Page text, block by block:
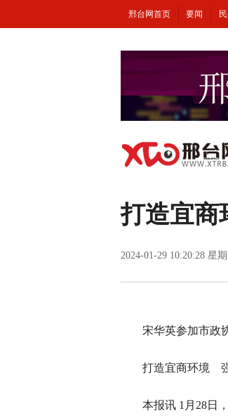
邢台网首页 要闻
打造宜
2024-01-29 10:20:28 星
宋华英参加市政
打造宜商环境
本报讯 1月28日